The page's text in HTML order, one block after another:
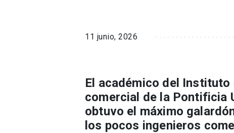
11 junio, 2026
El académico del Instituto
comercial de la Pontificia
obtuvo el máximo
los pocos ingenieros